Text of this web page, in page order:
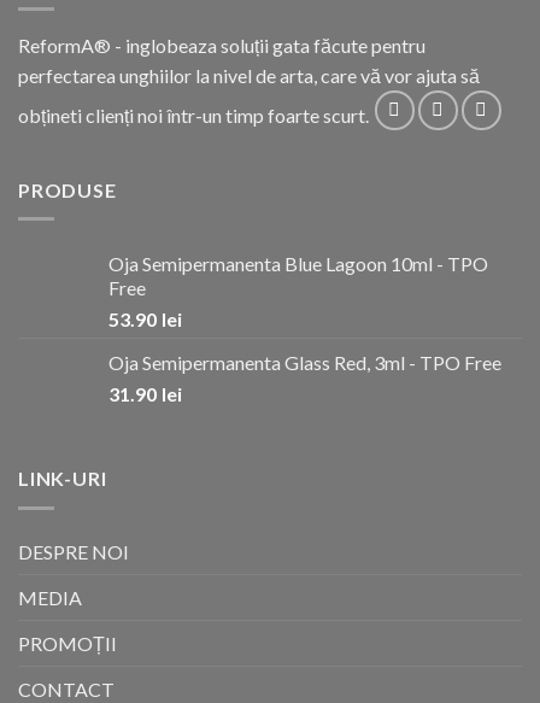
ReformA® - inglobeaza soluții gata făcute pentru
perfectarea unghiilor la nivel de arta, care vă vor ajuta să
obțineti clienți noi într-un timp foarte scurt.
PRODUSE
Oja Semipermanenta Blue Lagoon 10ml - TPO
Free
53.90 lei
Oja Semipermanenta Glass Red, 3ml - TPO Free
31.90 lei
LINK-URI
DESPRE NOI
MEDIA
PROMOȚII
CONTACT